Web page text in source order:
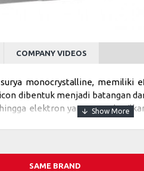
COMPANY VIDEOS
surya monocrystalline,
dibentuk menjadi batangan
elektron yang
SAME BRAND